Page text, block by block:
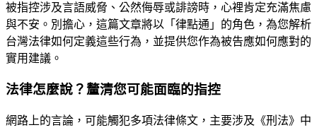
被指控涉及言語威脅、公然侮辱或誹謗時，心裡肯定充滿焦慮
與不安。別擔心，這篇文章將以「律點通」的角色，為您解析
台灣法律如何定義這些行為，並提供您作為被告應如何應對的
實用建議。
法律怎麼說？釐清您可能面臨的指控
網路上的言論，可能觸犯多項法律條文，主要涉及《刑法》中